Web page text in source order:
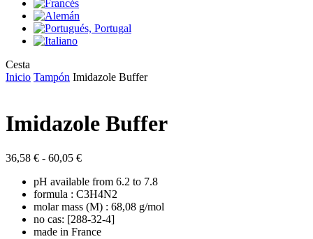
Cesta
Cart
Inicio Tampón Imidazole Buffer
Imidazole Buffer
36,58 € - 60,05 €Rango
precios:
desde
36,58 €
hasta
60,05 €
pH available from 6.2 to 7.8
formula : C3H4N2
molar mass (M) : 68,08 g/mol
no cas: [288-32-4]
made in France